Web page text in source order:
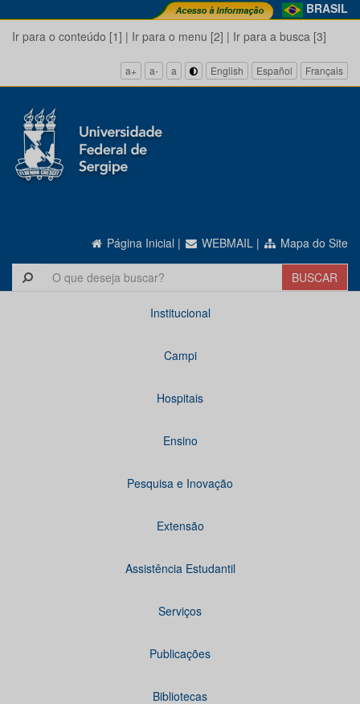
BRASIL
Ir para o conteúdo [1] | Ir para o menu [2] | Ir para a busca [3]
a+ a- a English Español Français
Página Inicial | WEBMAIL | Mapa do Site
Institucional
Campi
Hospitais
Ensino
Pesquisa e Inovação
Extensão
Assistência Estudantil
Serviços
Publicações
Bibliotecas